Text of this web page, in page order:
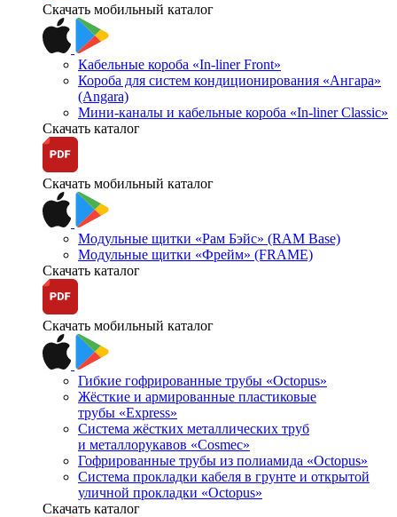
Скачать мобильный каталог
Кабельные короба «In-liner Front»
Короба для систем кондиционирования «Ангара»
(Angara)
Мини-каналы и кабельные короба «In-liner Classic»
Скачать каталог
Скачать мобильный каталог
Модульные щитки «Рам Бэйс» (RAM Base)
Модульные щитки «Фрейм» (FRAME)
Скачать каталог
Скачать мобильный каталог
Гибкие гофрированные трубы «Octopus»
Жёсткие и армированные пластиковые
трубы «Express»
Система жёстких металлических труб
и металлорукавов «Cosmec»
Гофрированные трубы из полиамида «Octopus»
Система прокладки кабеля в грунте и открытой
уличной прокладки «Octopus»
Скачать каталог